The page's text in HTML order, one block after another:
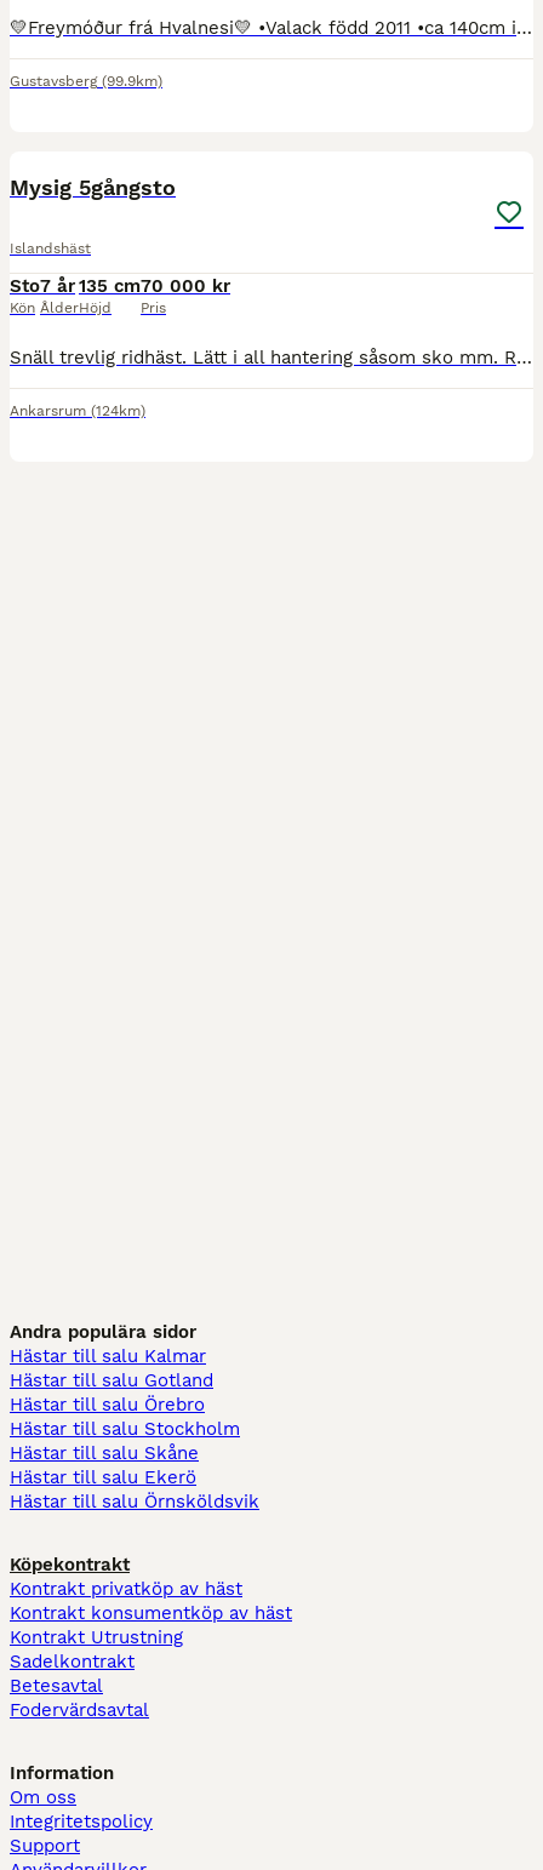
💛Freymóður frá Hvalnesi💛 •Valack född 2011 •ca 140cm i mankhöjd •5-gångare men riden mest som 4-gångare klockren takt i tölten ALLTID!! Fin trav, vägvinnande skritt och härlig galopp som är enkel a
Gustavsberg (99.9km)
Mysig 5gångsto
Islandshäst
Sto
Kön
7 år
Ålder
135 cm
Höjd
70 000 kr
Pris
Snäll trevlig ridhäst. Lätt i all hantering såsom sko mm. Ridits av ungdom. Silversvart skäck med stor stj. (Lånas ej ut)
Ankarsrum (124km)
Andra populära sidor
Hästar till salu Kalmar
Hästar till salu Gotland
Hästar till salu Örebro
Hästar till salu Stockholm
Hästar till salu Skåne
Hästar till salu Ekerö
Hästar till salu Örnsköldsvik
Köpekontrakt
Kontrakt privatköp av häst
Kontrakt konsumentköp av häst
Kontrakt Utrustning
Sadelkontrakt
Betesavtal
Fodervärdsavtal
Information
Om oss
Integritetspolicy
Support